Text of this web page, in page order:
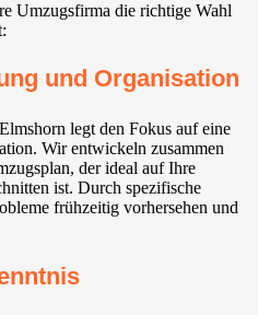
Umzugsfirma die richtige Wahl
und Organisation
legt den Fokus auf eine
Wir entwickeln zusammen
der ideal auf Ihre
ist. Durch spezifische
frühzeitig vorhersehen und